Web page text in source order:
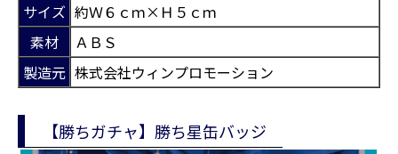
サイズ 約Ｗ６ｃｍ×Ｈ５ｃｍ
素材
ＡＢＳ
製造元 株式会社ウィンプロモーション
【勝ちガチャ】勝ち星缶バッジ